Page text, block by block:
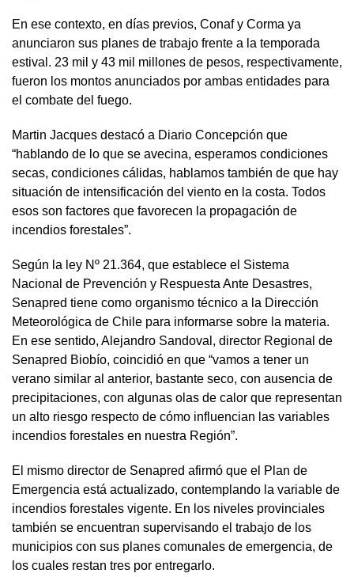
En ese contexto, en días previos, Conaf y Corma ya
anunciaron sus planes de trabajo frente a la temporada
estival. 23 mil y 43 mil millones de pesos, respectivamente,
fueron los montos anunciados por ambas entidades para
el combate del fuego.
Martin Jacques destacó a Diario Concepción que
“hablando de lo que se avecina, esperamos condiciones
secas, condiciones cálidas, hablamos también de que hay
situación de intensificación del viento en la costa. Todos
esos son factores que favorecen la propagación de
incendios forestales”.
Según la ley Nº 21.364, que establece el Sistema
Nacional de Prevención y Respuesta Ante Desastres,
Senapred tiene como organismo técnico a la Dirección
Meteorológica de Chile para informarse sobre la materia.
En ese sentido, Alejandro Sandoval, director Regional de
Senapred Biobío, coincidió en que “vamos a tener un
verano similar al anterior, bastante seco, con ausencia de
precipitaciones, con algunas olas de calor que representan
un alto riesgo respecto de cómo influencian las variables
incendios forestales en nuestra Región”.
El mismo director de Senapred afirmó que el Plan de
Emergencia está actualizado, contemplando la variable de
incendios forestales vigente. En los niveles provinciales
también se encuentran supervisando el trabajo de los
municipios con sus planes comunales de emergencia, de
los cuales restan tres por entregarlo.